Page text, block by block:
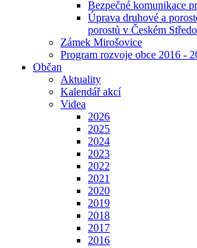
Bezpečné komunikace
Úprava druhové a
porostů v Českém
Zámek Mirošovice
Program rozvoje obce 2016 -
Občan
Aktuality
Kalendář akcí
Videa
2026
2025
2024
2023
2022
2021
2020
2019
2018
2017
2016